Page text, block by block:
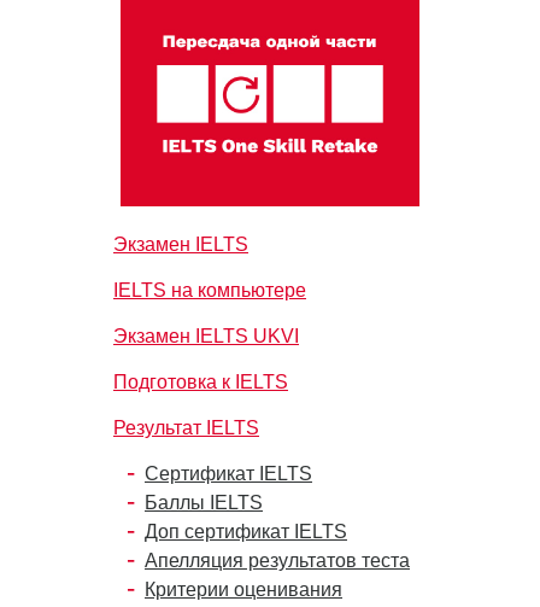
Экзамен IELTS
IELTS на компьютере
Экзамен IELTS UKVI
Подготовка к IELTS
Результат IELTS
Сертификат IELTS
Баллы IELTS
Доп сертификат IELTS
Апелляция результатов теста
Критерии оценивания